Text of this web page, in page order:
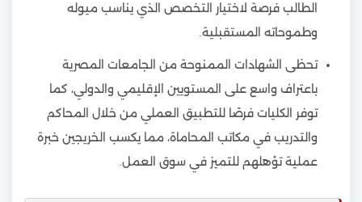
الطالب فرصة لاختيار التخصص الذي يناسب ميوله
وطموحاته المستقبلية.
تحظى الشهادات الممنوحة من الجامعات المصرية
باعتراف واسع على المستويين الإقليمي والدولي، كما
توفر الكليات فرصًا للتطبيق العملي من خلال المحاكم
والتدريب في مكاتب المحاماة، مما يكسب الخريجين خبرة
عملية تؤهلهم للتميز في سوق العمل.